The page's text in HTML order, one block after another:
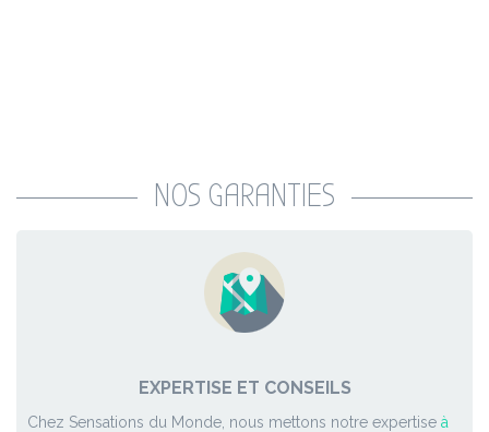
NOS GARANTIES
EXPERTISE ET CONSEILS
Chez Sensations du Monde, nous mettons notre expertise à